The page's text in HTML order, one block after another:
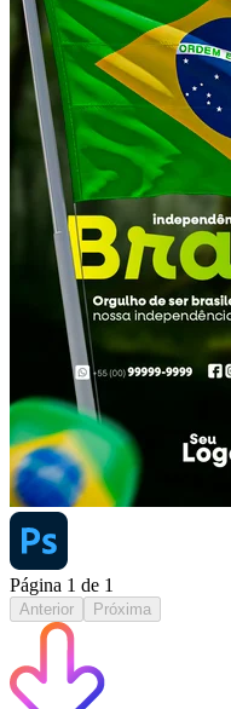
Página 1 de 1
Anterior Próxima